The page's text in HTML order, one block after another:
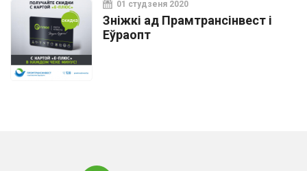
01 студзеня 2020
Зніжкі ад Прамтрансінвест і
Еўраопт